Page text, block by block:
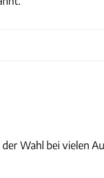
Wahl bei vielen